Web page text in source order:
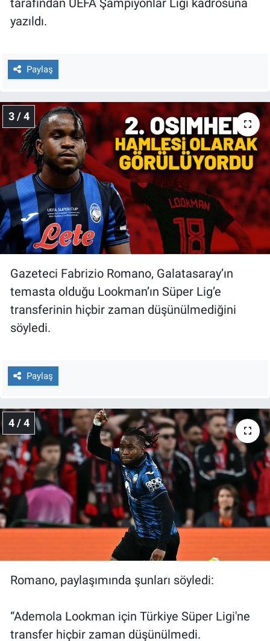
tarafından UEFA Şampiyonlar Ligi kadrosuna
yazıldı.
Paylaş
3 / 4
Gazeteci Fabrizio Romano, Galatasaray’ın
temasta olduğu Lookman’ın Süper Lig’e
transferinin hiçbir zaman düşünülmediğini
söyledi.
Paylaş
4 / 4
Romano, paylaşımında şunları söyledi:
“Ademola Lookman için Türkiye Süper Ligi'ne
transfer hiçbir zaman düşünülmedi.
Türkiye'nin Geleceği
Yerel Gündem
Yerel Yaşam
Canlı Yayın